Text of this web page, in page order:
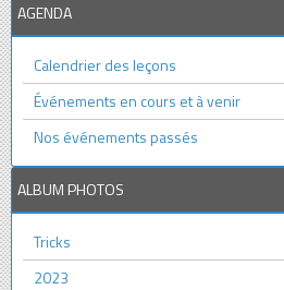
AGENDA
Calendrier des leçons
Événements en cours et à venir
Nos événements passés
ALBUM PHOTOS
Tricks
2023